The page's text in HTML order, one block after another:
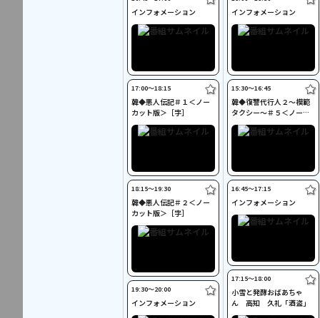
インフォメーション
17:00〜18:15
韓◆悪人伝記＃１＜ノー
カット版＞［字］
18:15〜19:30
韓◆悪人伝記＃２＜ノー
カット版＞［字］
19:30〜20:00
インフォメーション
インフォメーション
15:30〜16:45
韓◆復讐代行人２～模範
タクシー～＃５＜ノーカ
ット版＞［字］
16:45〜17:15
インフォメーション
17:15〜18:00
小雪と発酵おばあちゃ
ん 高知 久礼「酒盗」